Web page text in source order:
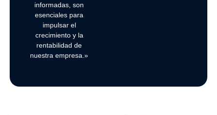
informadas, son
esenciales para
impulsar el
crecimiento y la
rentabilidad de
nuestra empresa.»